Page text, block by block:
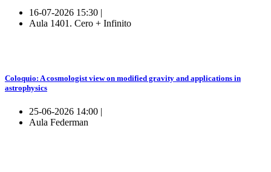
16-07-2026 15:30 |
Aula 1401. Cero + Infinito
Coloquio: A cosmologist view on modified gravity and applications in
astrophysics
25-06-2026 14:00 |
Aula Federman